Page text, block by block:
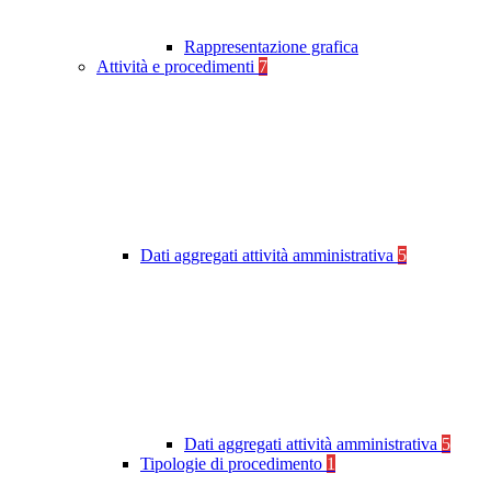
Rappresentazione grafica
Attività e procedimenti 7
Dati aggregati attività amministrativa 5
Dati aggregati attività amministrativa 5
Tipologie di procedimento 1